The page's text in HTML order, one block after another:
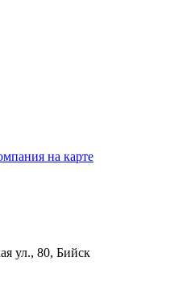
на карте
ул., 80, Бийск